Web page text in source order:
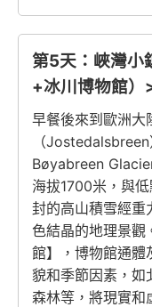
第5天：峽灣小
+冰川博物館）
早餐後來到歐洲大
（
Bøyabreen
海拔1700米，與
封的高山積雪經重
色結晶的地理景觀
館】，博物館通體
貌和季節因素，如
森林等，將現實和